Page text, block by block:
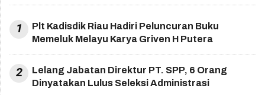
1
Plt Kadisdik Riau Hadiri Peluncuran Buku
Memeluk Melayu Karya Griven H Putera
2
Lelang Jabatan Direktur PT. SPP, 6 Orang
Dinyatakan Lulus Seleksi Administrasi